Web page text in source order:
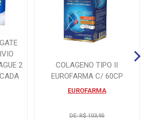
2
COLAGENO TIPO II
EUROFARMA C/ 60CP
EUROFARMA
DE: R$ 103,95